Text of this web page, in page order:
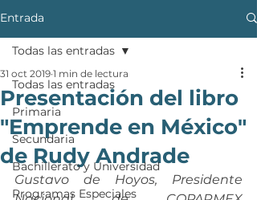
Entrada
Todas las entradas
Primaria
Secundaria
Bachillerato y Universidad
Programas Especiales
Todas las entradas
Presentación del libro
"Emprende en México"
de Rudy Andrade
31 oct 2019 1 min de lectura
Gustavo de Hoyos, Presidente